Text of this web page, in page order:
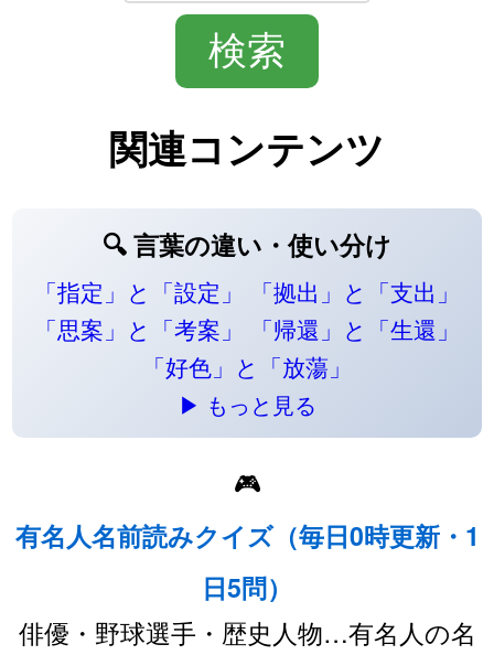
関連コンテンツ
🔍 言葉の違い・使い分け
「指定」と「設定」
「拠出」と「支出」
「思案」と「考案」
「帰還」と「生還」
「好色」と「放蕩」
▶ もっと見る
🎮
有名人名前読みクイズ（毎日0時更新・1
日5問）
俳優・野球選手・歴史人物…有名人の名